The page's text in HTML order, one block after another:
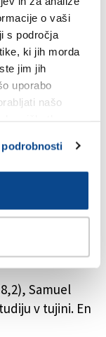
o vaši
s področja
ki jih morda
jim jih
uporabo
našo
podrobnosti
Gelleni (7,6),
Jez (7,6),
Stagni
preloženo.
Irene Kalin
Sara Malalan
(7,7), Katja
Černic (7,2),
Tamara Suman
Samuel
v tujini. En